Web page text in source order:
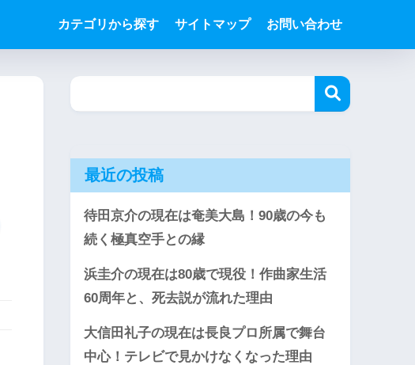
カテゴリから探す サイトマップ お問い合わせ
最近の投稿
待田京介の現在は奄美大島！90歳の今も
続く極真空手との縁
浜圭介の現在は80歳で現役！作曲家生活
60周年と、死去説が流れた理由
大信田礼子の現在は長良プロ所属で舞台
中心！テレビで見かけなくなった理由